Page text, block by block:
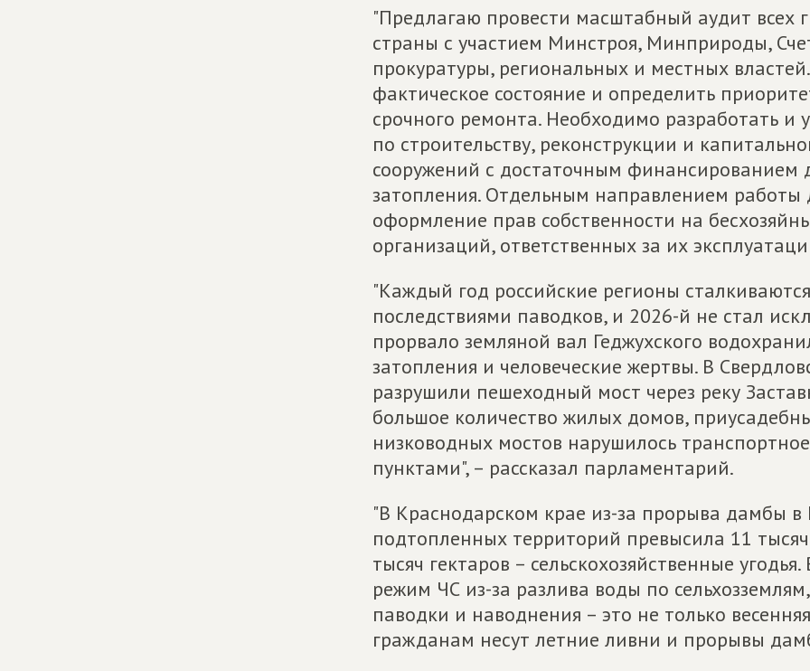
"Предлагаю провести масштабный аудит всех
страны с участием Минстроя, Минприроды,
прокуратуры, региональных и местных
фактическое состояние и определить
срочного ремонта. Необходимо разработать
по строительству, реконструкции и
сооружений с достаточным финансированием
затопления. Отдельным направлением работы
оформление прав собственности на
организаций, ответственных за их
"Каждый год российские регионы
последствиями паводков, и 2026-й не стал
прорвало земляной вал Геджухского
затопления и человеческие жертвы. В
разрушили пешеходный мост через реку
большое количество жилых домов,
низководных мостов нарушилось
пунктами", – рассказал парламентарий.
"В Краснодарском крае из-за прорыва дамбы
подтопленных территорий превысила 11
тысяч гектаров – сельскохозяйственные
режим ЧС из-за разлива воды по
паводки и наводнения – это не только
гражданам несут летние ливни и прорывы